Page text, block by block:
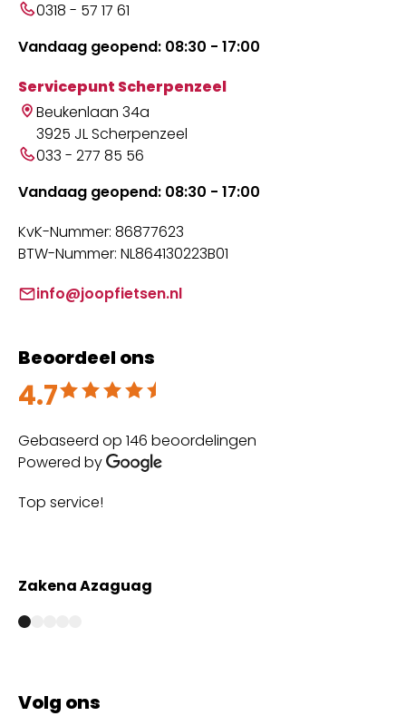
0318 - 57 17 61
Vandaag geopend: 08:30 - 17:00
Servicepunt Scherpenzeel
Beukenlaan 34a
3925 JL Scherpenzeel
033 - 277 85 56
Vandaag geopend: 08:30 - 17:00
KvK-Nummer: 86877623
BTW-Nummer: NL864130223B01
info@joopfietsen.nl
Beoordeel ons
4.7
Beoordeeld met 4.7 uit 5
Gebaseerd op 146 beoordelingen
Powered by
Volg ons